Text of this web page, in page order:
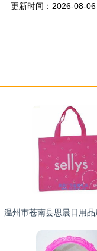
更新时间：2026-08-